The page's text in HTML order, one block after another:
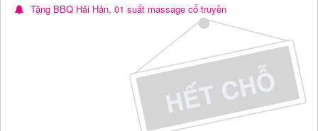
Tặng BBQ Hải Hản, 01 suất massage cổ truyền